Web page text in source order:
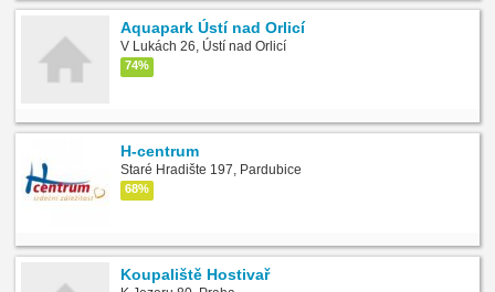
Aquapark Ústí nad Orlicí
V Lukách 26, Ústí nad Orlicí
74%
H-centrum
Staré Hradište 197, Pardubice
68%
Koupaliště Hostivař